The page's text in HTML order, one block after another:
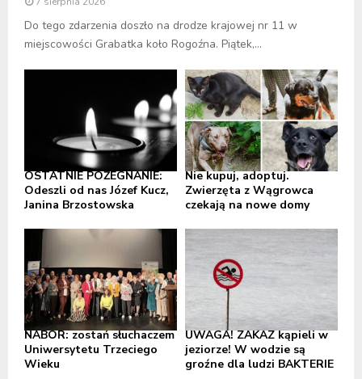
Do tego zdarzenia doszło na drodze krajowej nr 11 w
miejscowości Grabatka koło Rogoźna. Piątek,...
OSTATNIE POŻEGNANIE:
Odeszli od nas Józef Kucz,
Janina Brzostowska
Nie kupuj, adoptuj.
Zwierzęta z Wągrowca
czekają na nowe domy
NABÓR: zostań słuchaczem
Uniwersytetu Trzeciego
Wieku
UWAGA! ZAKAZ kąpieli w
jeziorze! W wodzie są
groźne dla ludzi BAKTERIE